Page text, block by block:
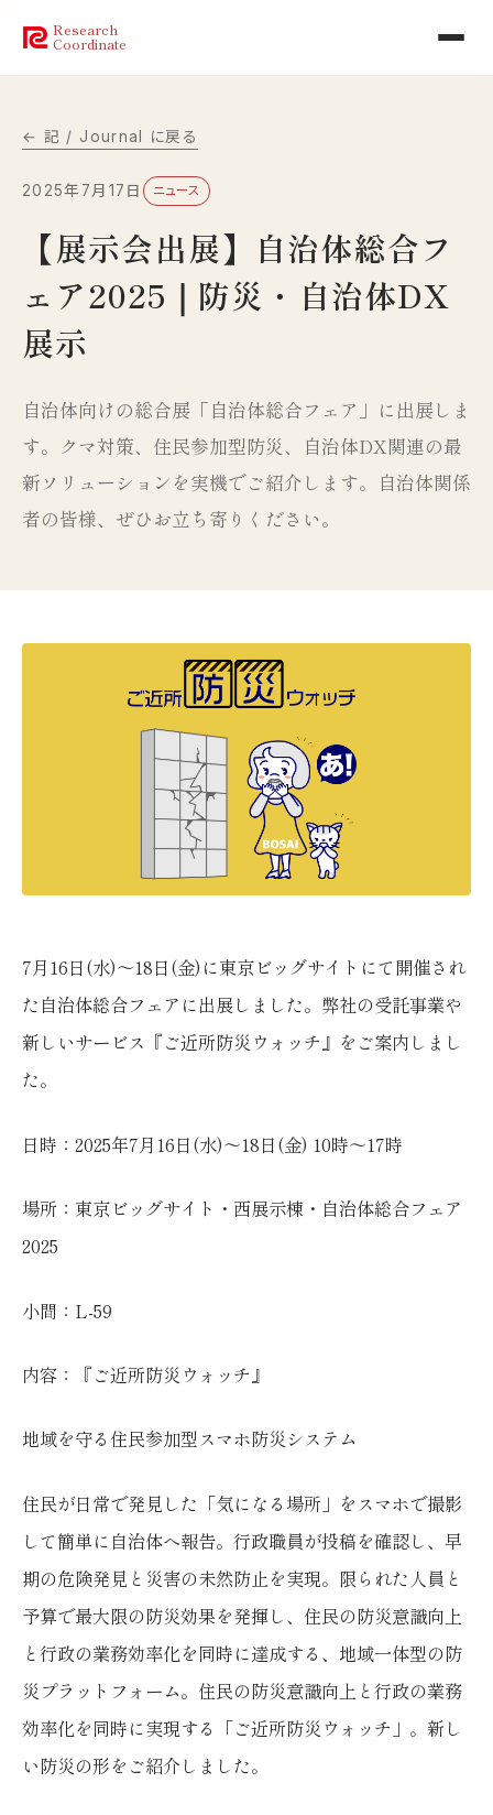
Research
Coordinate
← 記 / Journal に戻る
2025年7月17日 ニュース
【展示会出展】自治体総合フ
ェア2025｜防災・自治体DX
展示
自治体向けの総合展「自治体総合フェア」に出展しま
す。クマ対策、住民参加型防災、自治体DX関連の最
新ソリューションを実機でご紹介します。自治体関係
者の皆様、ぜひお立ち寄りください。
7月16日(水)〜18日(金)に東京ビッグサイトにて開催され
た自治体総合フェアに出展しました。弊社の受託事業や
新しいサービス『ご近所防災ウォッチ』をご案内しまし
た。
日時：2025年7月16日(水)〜18日(金) 10時〜17時
場所：東京ビッグサイト・西展示棟・自治体総合フェア
2025
小間：L-59
内容：『ご近所防災ウォッチ』
地域を守る住民参加型スマホ防災システム
住民が日常で発見した「気になる場所」をスマホで撮影
して簡単に自治体へ報告。行政職員が投稿を確認し、早
期の危険発見と災害の未然防止を実現。限られた人員と
予算で最大限の防災効果を発揮し、住民の防災意識向上
と行政の業務効率化を同時に達成する、地域一体型の防
災プラットフォーム。住民の防災意識向上と行政の業務
効率化を同時に実現する「ご近所防災ウォッチ」。新し
い防災の形をご紹介しました。